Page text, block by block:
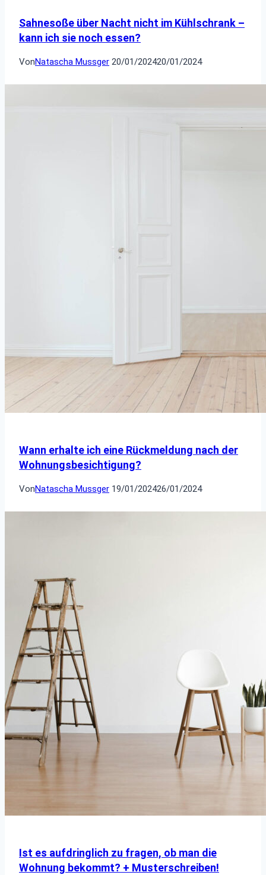
Sahnesoße über Nacht nicht im Kühlschrank –
kann ich sie noch essen?
VonNatascha Mussger 20/01/202420/01/2024
Wann erhalte ich eine Rückmeldung nach der
Wohnungsbesichtigung?
VonNatascha Mussger 19/01/202426/01/2024
Ist es aufdringlich zu fragen, ob man die
Wohnung bekommt? + Musterschreiben!